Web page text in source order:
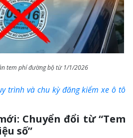
tem phí đường bộ từ 1/1/2026
trình và chu kỳ đăng kiểm xe ô tô
Chuyển đổi từ “Tem
số”